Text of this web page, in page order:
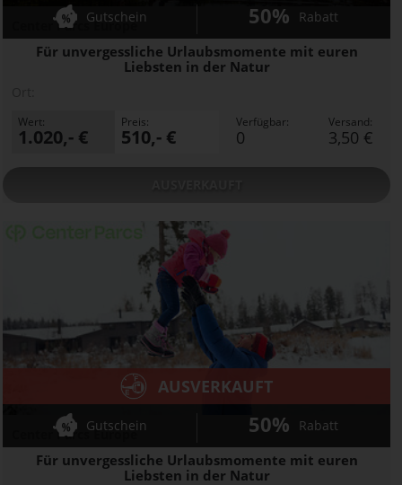
Center Parcs Europe
Für unvergessliche Urlaubsmomente mit euren
Liebsten in der Natur
Gutschein 50% Rabatt
Wert:
1.020,- €
Preis:
510,- €
Verfügbar:
0
Versand:
3,50 €
Center Parcs Europe
Für unvergessliche Urlaubsmomente mit euren
Liebsten in der Natur
AUSVERKAUFT
Gutschein 50% Rabatt